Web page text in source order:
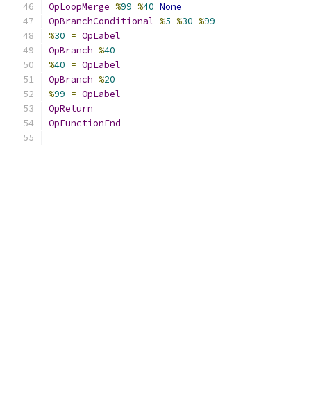
OpLoopMerge %99 %40 None
OpBranchConditional %5 %30 %99
%30 = OpLabel
OpBranch %40
%40 = OpLabel
OpBranch %20
%99 = OpLabel
OpReturn
OpFunctionEnd